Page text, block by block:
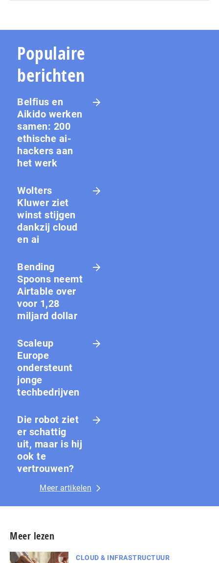
Populaire
berichten
Belfius en
Aikido werken
samen: 200
ethische ai-
hackers aan
het werk
Wolters
Kluwer ziet
winst stijgen
dankzij cloud
en ai
Bending
Spoons neemt
Airtable over
voor 1,28
miljard dollar
Scaleup
Europe
ondersteunt
jonge
techbedrijven
Die robot ziet
er schattig
uit, maar is hij
ook te
vertrouwen?
Meer artikelen
Meer lezen
CLOUD & INFRASTRUCTUUR